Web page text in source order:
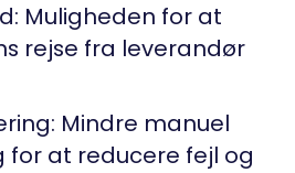
: Muligheden for at
rejse fra leverandør
: Mindre manuel
for at reducere fejl og